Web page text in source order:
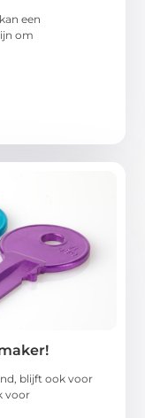
een
om
blijft ook voor
voor